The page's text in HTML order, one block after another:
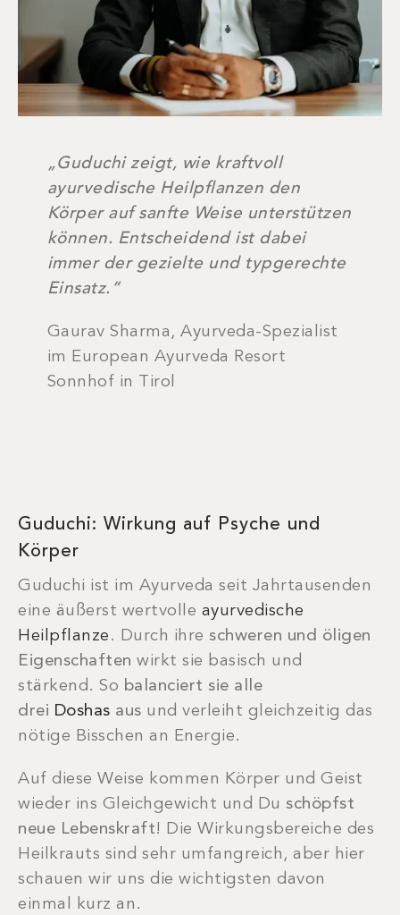
„Guduchi zeigt, wie kraftvoll
ayurvedische Heilpflanzen den
Körper auf sanfte Weise unterstützen
können. Entscheidend ist dabei
immer der gezielte und typgerechte
Einsatz.“
Gaurav Sharma, Ayurveda-Spezialist
im European Ayurveda Resort
Sonnhof in Tirol
Guduchi: Wirkung auf Psyche und
Körper
Guduchi ist im Ayurveda seit Jahrtausenden
eine äußerst wertvolle ayurvedische
Heilpflanze . Durch ihre schweren und öligen
Eigenschaften wirkt sie basisch und
stärkend. So balanciert sie alle
drei Doshas aus und verleiht gleichzeitig das
nötige Bisschen an Energie.
Auf diese Weise kommen Körper und Geist
wieder ins Gleichgewicht und Du schöpfst
neue Lebenskraft! Die Wirkungsbereiche des
Heilkrauts sind sehr umfangreich, aber hier
schauen wir uns die wichtigsten davon
einmal kurz an.